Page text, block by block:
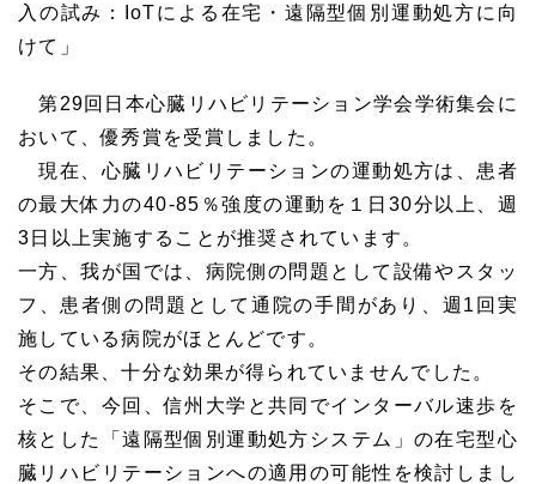
入の試み：IoTによる在宅・遠隔型個別運動処方に向
けて」
第29回日本心臓リハビリテーション学会学術集会に
おいて、優秀賞を受賞しました。
現在、心臓リハビリテーションの運動処方は、患者
の最大体力の40-85％強度の運動を１日30分以上、週
3日以上実施することが推奨されています。
一方、我が国では、病院側の問題として設備やスタッ
フ、患者側の問題として通院の手間があり、週1回実
施している病院がほとんどです。
その結果、十分な効果が得られていませんでした。
そこで、今回、信州大学と共同でインターバル速歩を
核とした「遠隔型個別運動処方システム」の在宅型心
臓リハビリテーションへの適用の可能性を検討しまし